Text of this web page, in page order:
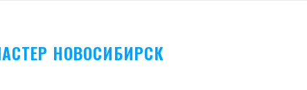
НОВОСИБИРСК